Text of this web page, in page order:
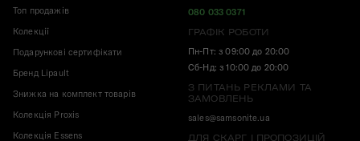
Топ продажів
Колекції
Подарункові сертифікати
Бренд Lipault
Знижка на комплект товарів
Колекція Proxis
Колекція Essens
080 033 0371
ГРАФІК РОБОТИ
Пн-Пт: з 09:00 до 20:00
Сб-Нд: з 10:00 до 20:00
З ПИТАНЬ РЕКЛАМИ ТА
ЗАМОВЛЕНЬ
sales@samsonite.ua
ДЛЯ СКАРГ І ПРОПОЗИЦІЙ